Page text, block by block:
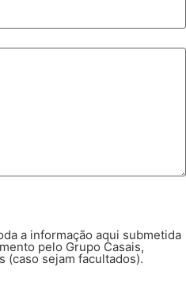
a informação aqui submetida
pelo Grupo Casais,
(caso sejam facultados).